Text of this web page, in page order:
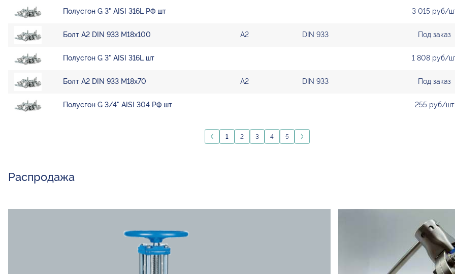
Полусгон G 3" AISI 316L РФ шт 3 015 руб/
Болт А2 DIN 933 М18х100 А2 DIN 933 Под заказ
Полусгон G 3" AISI 316L шт 1 808 руб/
Болт А2 DIN 933 М18х70 А2 DIN 933 Под заказ
Полусгон G 3/4" AISI 304 РФ шт 255 руб/шт
1 2 3 4 5
Распродажа